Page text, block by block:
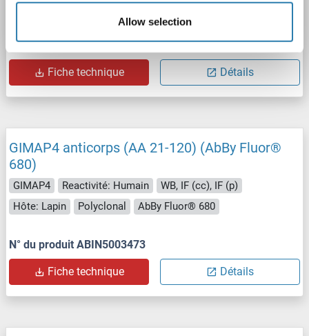
Allow selection
Hôte: Lapin
Polyclonal AbBy Fluor® 750
N° du produit ABIN5003474
Fiche technique Détails
GIMAP4 anticorps (AA 21-120) (AbBy Fluor®
680)
GIMAP4 Reactivité: Humain
WB, IF (cc), IF (p)
Hôte: Lapin
Polyclonal AbBy Fluor® 680
N° du produit ABIN5003473
Fiche technique Détails